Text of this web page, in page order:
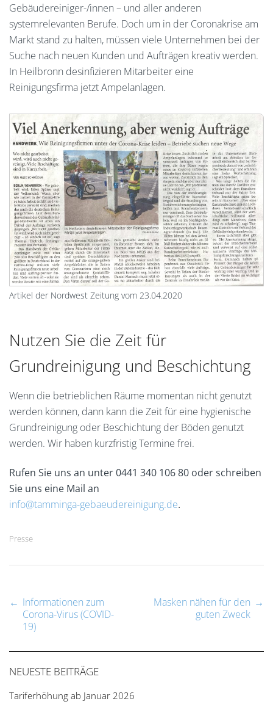
Gebäudereiniger-/innen – und aller anderen
systemrelevanten Berufe. Doch um in der Coronakrise am
Markt stand zu halten, müssen viele Unternehmen bei der
Suche nach neuen Kunden und Aufträgen kreativ werden.
In Heilbronn desinfizieren Mitarbeiter eine
Reinigungsfirma jetzt Ampelanlagen.
Artikel der Nordwest Zeitung vom 23.04.2020
Nutzen Sie die Zeit für
Grundreinigung und Beschichtung
Wenn die betrieblichen Räume momentan nicht genutzt
werden können, dann kann die Zeit für eine hygienische
Grundreinigung oder Beschichtung der Böden genutzt
werden. Wir haben kurzfristig Termine frei.
Rufen Sie uns an unter 0441 340 106 80 oder schreiben
Sie uns eine Mail an
info@tamminga-gebaeudereinigung.de.
Presse
Post
navigation
← Informationen zum
Corona-Virus (COVID-
19)
Masken nähen für den
guten Zweck
→
NEUESTE BEITRÄGE
Tariferhöhung ab Januar 2026